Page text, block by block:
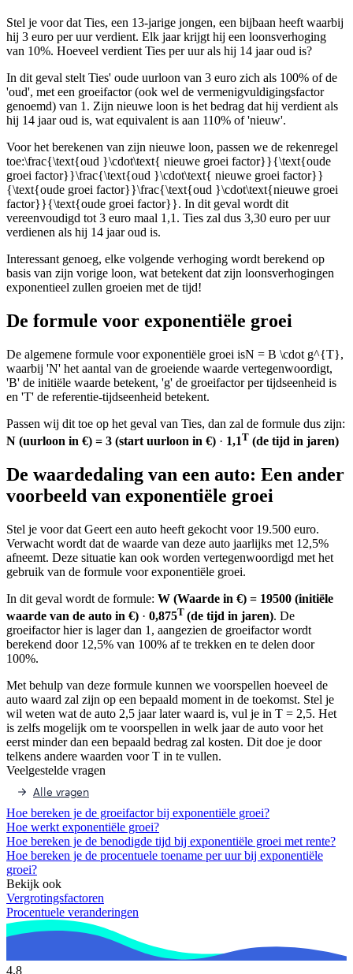
Stel je voor dat Ties, een 13-jarige jongen, een bijbaan heeft waarbij
hij 3 euro per uur verdient. Elk jaar krijgt hij een loonsverhoging
van 10%. Hoeveel verdient Ties per uur als hij 14 jaar oud is?
In dit geval stelt Ties' oude uurloon van 3 euro zich als 100% of de
'oud', met een groeifactor (ook wel de vermenigvuldigingsfactor
genoemd) van 1. Zijn nieuwe loon is het bedrag dat hij verdient als
hij 14 jaar oud is, wat equivalent is aan 110% of 'nieuw'.
Voor het berekenen van zijn nieuwe loon, passen we de rekenregel
toe:\frac{\text{oud }\cdot\text{ nieuwe groei factor}}{\text{oude
groei factor}}\frac{\text{oud }\cdot\text{ nieuwe groei factor}}
{\text{oude groei factor}}\frac{\text{oud }\cdot\text{nieuwe groei
factor}}{\text{oude groei factor}}. In dit geval wordt dit
vereenvoudigd tot 3 euro maal 1,1. Ties zal dus 3,30 euro per uur
verdienen als hij 14 jaar oud is.
Interessant genoeg, elke volgende verhoging wordt berekend op
basis van zijn vorige loon, wat betekent dat zijn loonsverhogingen
exponentieel zullen groeien met de tijd!
De formule voor exponentiële groei
De algemene formule voor exponentiële groei isN = B \cdot g^{T},
waarbij 'N' het aantal van de groeiende waarde vertegenwoordigt,
'B' de initiële waarde betekent, 'g' de groeifactor per tijdseenheid is
en 'T' de referentie-tijdseenheid betekent.
Passen wij dit toe op het geval van Ties, dan zal de formule dus zijn:
N (uurloon in €) = 3 (start uurloon in €) · 1,1T (de tijd in jaren)
De waardedaling van een auto: Een ander
voorbeeld van exponentiële groei
Stel je voor dat Geert een auto heeft gekocht voor 19.500 euro.
Verwacht wordt dat de waarde van deze auto jaarlijks met 12,5%
afneemt. Deze situatie kan ook worden vertegenwoordigd met het
gebruik van de formule voor exponentiële groei.
In dit geval wordt de formule: W (Waarde in €) = 19500 (initiële
waarde van de auto in €) · 0,875T (de tijd in jaren). De
groeifactor hier is lager dan 1, aangezien de groeifactor wordt
berekend door 12,5% van 100% af te trekken en te delen door
100%.
Met behulp van deze formule kunnen we voorspellen hoeveel de
auto waard zal zijn op een bepaald moment in de toekomst. Stel je
wil weten wat de auto 2,5 jaar later waard is, vul je in T = 2,5. Het
is zelfs mogelijk om te voorspellen in welk jaar de auto voor het
eerst minder dan een bepaald bedrag zal kosten. Dit doe je door
telkens andere waarden voor T in te vullen.
Veelgestelde vragen
Alle vragen
Hoe bereken je de groeifactor bij exponentiële groei?
Hoe werkt exponentiële groei?
Hoe bereken je de benodigde tijd bij exponentiële groei met rente?
Hoe bereken je de procentuele toename per uur bij exponentiële
groei?
Bekijk ook
Vergrotingsfactoren
Procentuele veranderingen
4,8